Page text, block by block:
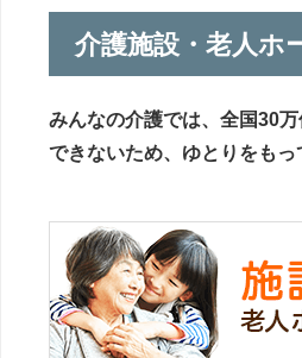
介護施設・老人ホ
みんなの介護では、全国30
できないため、ゆとりをもっ